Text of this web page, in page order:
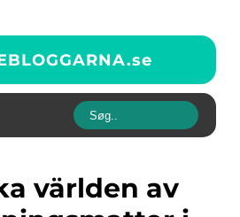
se